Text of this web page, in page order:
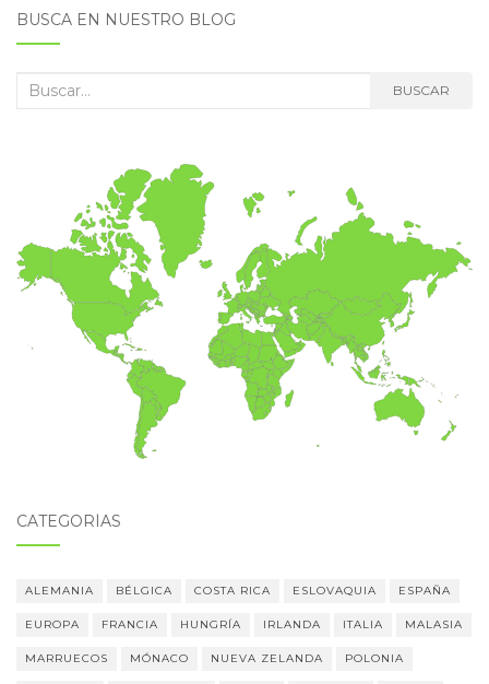
BUSCA EN NUESTRO BLOG
Buscar: BUSCAR
CATEGORÍAS
ALEMANIA BÉLGICA COSTA RICA ESLOVAQUIA ESPAÑA
EUROPA FRANCIA HUNGRÍA IRLANDA ITALIA MALASIA
MARRUECOS MÓNACO NUEVA ZELANDA POLONIA